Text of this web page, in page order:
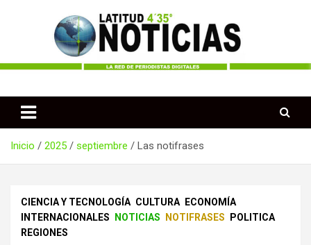
Latitud 435 Noticias
Inicio 2025 septiembre Las notifrases
CIENCIA Y TECNOLOGÍA CULTURA
ECONOMÍA
INTERNACIONALES
NOTICIAS NOTIFRASES
POLITICA
REGIONES